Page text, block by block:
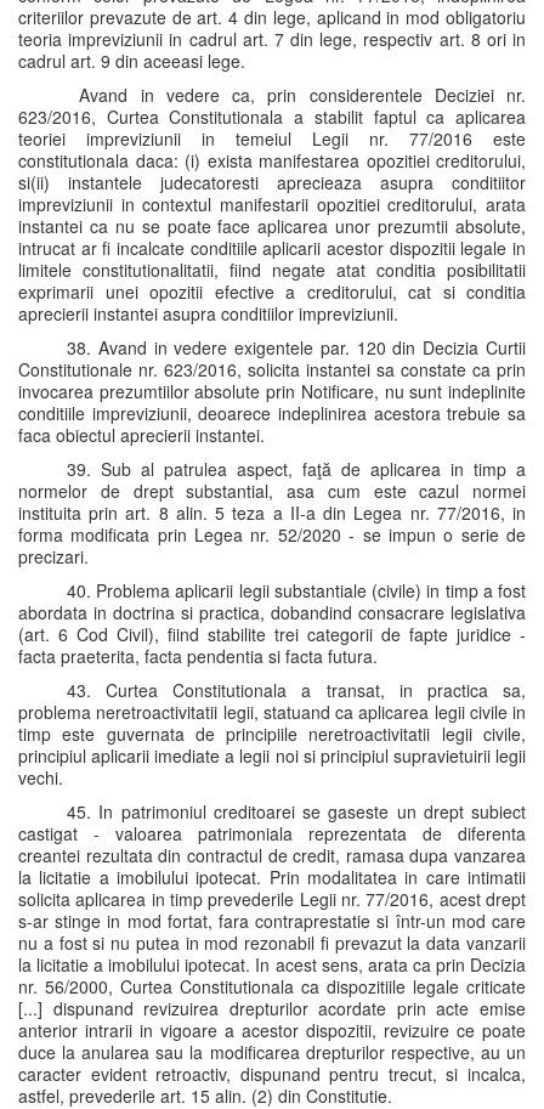
criteriilor prevazute de art. 4 din lege, aplicand in mod obligatoriu
teoria impreviziunii in cadrul art. 7 din lege, respectiv art. 8 ori in
cadrul art. 9 din aceeasi lege.
Avand in vedere ca, prin considerentele Deciziei nr.
623/2016, Curtea Constitutionala a stabilit faptul ca aplicarea
teoriei impreviziunii in temeiul Legii nr. 77/2016 este
constitutionala daca: (i) exista manifestarea opozitiei creditorului,
si(ii) instantele judecatoresti aprecieaza asupra conditiitor
impreviziunii in contextul manifestarii opozitiei creditorului, arata
instantei ca nu se poate face aplicarea unor prezumtii absolute,
intrucat ar fi incalcate conditiile aplicarii acestor dispozitii legale in
limitele constitutionalitatii, fiind negate atat conditia posibilitatii
exprimarii unei opozitii efective a creditorului, cat si conditia
aprecierii instantei asupra conditiilor impreviziunii.
38. Avand in vedere exigentele par. 120 din Decizia Curtii
Constitutionale nr. 623/2016, solicita instantei sa constate ca prin
invocarea prezumtiilor absolute prin Notificare, nu sunt indeplinite
conditiile impreviziunii, deoarece indeplinirea acestora trebuie sa
faca obiectul aprecierii instantei.
39. Sub al patrulea aspect, faţă de aplicarea in timp a
normelor de drept substantial, asa cum este cazul normei
instituita prin art. 8 alin. 5 teza a II-a din Legea nr. 77/2016, in
forma modificata prin Legea nr. 52/2020 - se impun o serie de
precizari.
40. Problema aplicarii legii substantiale (civile) in timp a fost
abordata in doctrina si practica, dobandind consacrare legislativa
(art. 6 Cod Civil), fiind stabilite trei categorii de fapte juridice -
facta praeterita, facta pendentia si facta futura.
43. Curtea Constitutionala a transat, in practica sa,
problema neretroactivitatii legii, statuand ca aplicarea legii civile in
timp este guvernata de principiile neretroactivitatii legii civile,
principiul aplicarii imediate a legii noi si principiul supravietuirii legii
vechi.
45. In patrimoniul creditoarei se gaseste un drept subiect
castigat - valoarea patrimoniala reprezentata de diferenta
creantei rezultata din contractul de credit, ramasa dupa vanzarea
la licitatie a imobilului ipotecat. Prin modalitatea in care intimatii
solicita aplicarea in timp prevederile Legii nr. 77/2016, acest drept
s-ar stinge in mod fortat, fara contraprestatie si într-un mod care
nu a fost si nu putea in mod rezonabil fi prevazut la data vanzarii
la licitatie a imobilului ipotecat. In acest sens, arata ca prin Decizia
nr. 56/2000, Curtea Constitutionala ca dispozitiile legale criticate
[...] dispunand revizuirea drepturilor acordate prin acte emise
anterior intrarii in vigoare a acestor dispozitii, revizuire ce poate
duce la anularea sau la modificarea drepturilor respective, au un
caracter evident retroactiv, dispunand pentru trecut, si incalca,
astfel, prevederile art. 15 alin. (2) din Constitutie.